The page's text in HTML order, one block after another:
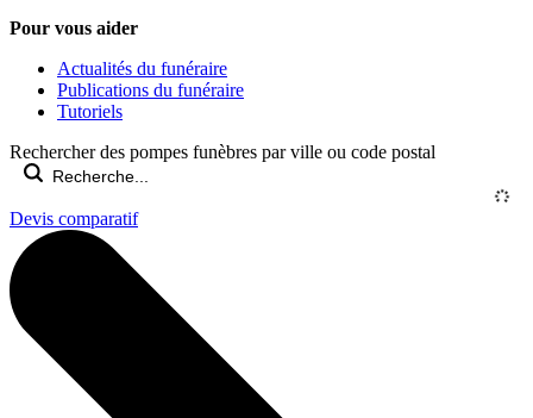
Pour vous aider
Actualités du funéraire
Publications du funéraire
Tutoriels
Rechercher des pompes funèbres par ville ou code postal
Devis comparatif